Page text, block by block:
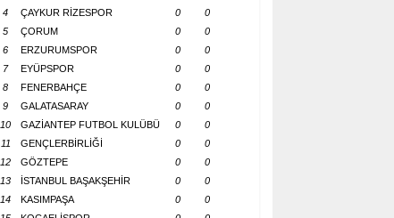
4
ÇAYKUR RİZESPOR 0
0
5
ÇORUM 0
0
6
ERZURUMSPOR 0
0
7
EYÜPSPOR 0
0
8
FENERBAHÇE 0
0
9
GALATASARAY 0
0
10
GAZİANTEP FUTBOL KULÜBÜ 0
0
11
GENÇLERBİRLİĞİ 0
0
12
GÖZTEPE 0
0
13
İSTANBUL BAŞAKŞEHİR 0
0
14
KASIMPAŞA 0
0